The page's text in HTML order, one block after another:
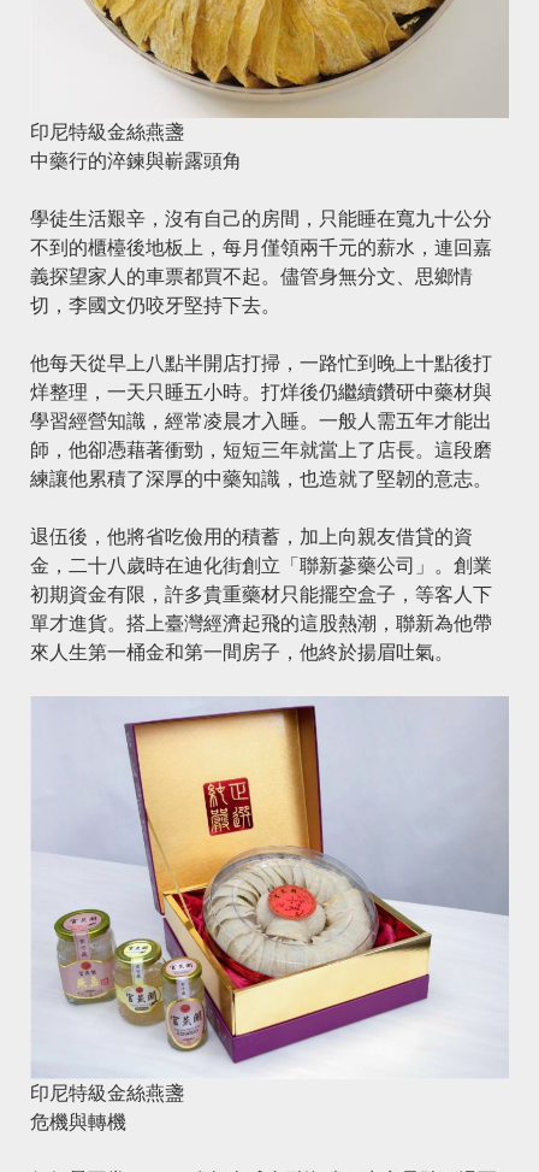
印尼特級金絲燕盞
中藥行的淬鍊與嶄露頭角
學徒生活艱辛，沒有自己的房間，只能睡在寬九十公分
不到的櫃檯後地板上，每月僅領兩千元的薪水，連回嘉
義探望家人的車票都買不起。儘管身無分文、思鄉情
切，李國文仍咬牙堅持下去。
他每天從早上八點半開店打掃，一路忙到晚上十點後打
烊整理，一天只睡五小時。打烊後仍繼續鑽研中藥材與
學習經營知識，經常凌晨才入睡。一般人需五年才能出
師，他卻憑藉著衝勁，短短三年就當上了店長。這段磨
練讓他累積了深厚的中藥知識，也造就了堅韌的意志。
退伍後，他將省吃儉用的積蓄，加上向親友借貸的資
金，二十八歲時在迪化街創立「聯新蔘藥公司」。創業
初期資金有限，許多貴重藥材只能擺空盒子，等客人下
單才進貨。搭上臺灣經濟起飛的這股熱潮，聯新為他帶
來人生第一桶金和第一間房子，他終於揚眉吐氣。
印尼特級金絲燕盞
危機與轉機